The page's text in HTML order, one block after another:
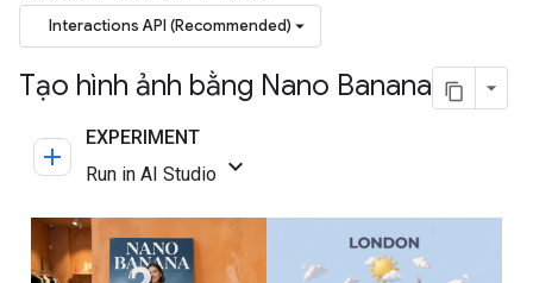
Interactions API (Recommended)
Tạo hình ảnh bằng Nano Banana